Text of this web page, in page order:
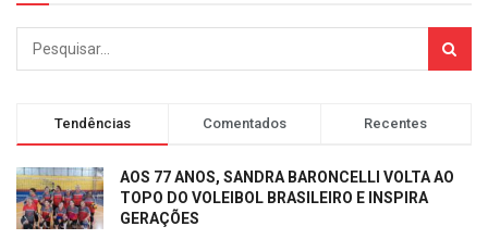
Tendências Comentados Recentes
AOS 77 ANOS, SANDRA BARONCELLI VOLTA AO
TOPO DO VOLEIBOL BRASILEIRO E INSPIRA
GERAÇÕES